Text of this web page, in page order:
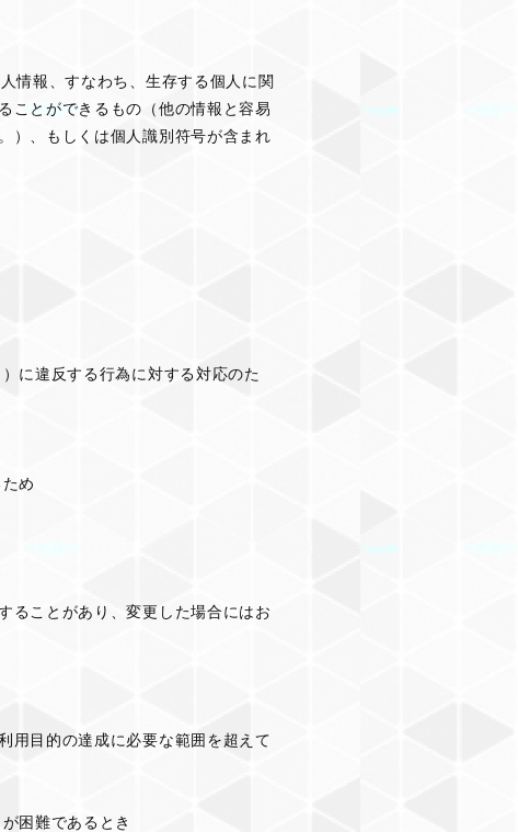
情報、すなわち、生存する個人に関
ことができるもの（他の情報と容易
）、もしくは個人識別符号が含まれ
に違反する行為に対する対応のた
め
ることがあり、変更した場合にはお
用目的の達成に必要な範囲を超えて
困難であるとき